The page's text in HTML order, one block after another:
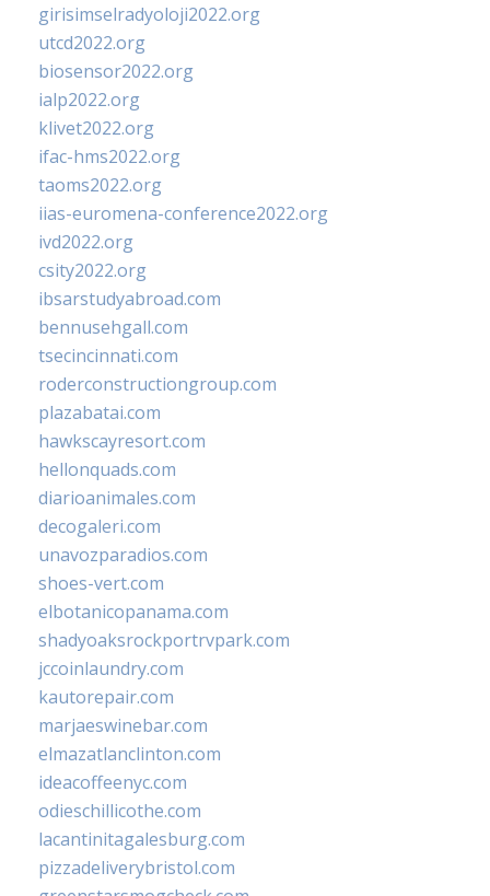
girisimselradyoloji2022.org
utcd2022.org
biosensor2022.org
ialp2022.org
klivet2022.org
ifac-hms2022.org
taoms2022.org
iias-euromena-conference2022.org
ivd2022.org
csity2022.org
ibsarstudyabroad.com
bennusehgall.com
tsecincinnati.com
roderconstructiongroup.com
plazabatai.com
hawkscayresort.com
hellonquads.com
diarioanimales.com
decogaleri.com
unavozparadios.com
shoes-vert.com
elbotanicopanama.com
shadyoaksrockportrvpark.com
jccoinlaundry.com
kautorepair.com
marjaeswinebar.com
elmazatlanclinton.com
ideacoffeenyc.com
odieschillicothe.com
lacantinitagalesburg.com
pizzadeliverybristol.com